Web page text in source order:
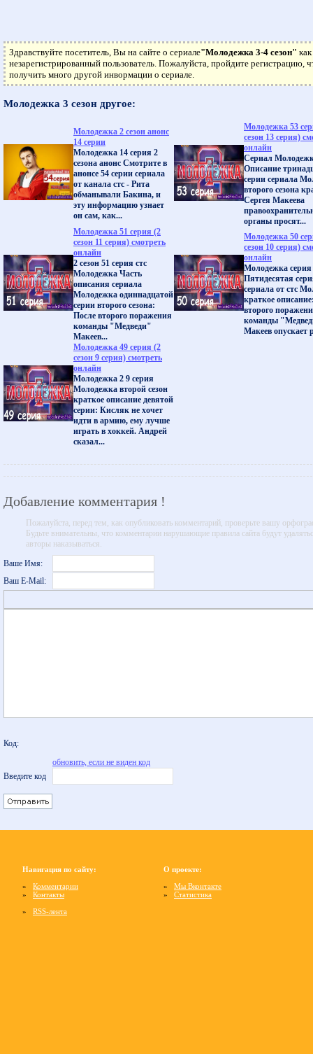
Здравствуйте посетитель, Вы на сайте о сериале"Молодежка 3-4 сезон" как
незарегистрированный пользователь. Пожалуйста, пройдите регистрацию,
получить много другой инвормации о сериале.
Молодежка 3 сезон другое:
Молодежка 2 сезон анонс
14 серии
Молодежка 14 серия 2
сезона анонс Смотрите в
анонсе 54 серии сериала
от канала стс - Рита
обманывали Бакина, и
эту информацию узнает
он сам, как...
Молодежка 53
сезон 13 серия)
онлайн
Сериал
Описание
серии сериала
второго сезона
Сергея Макеева
органы просят...
Молодежка 51 серия (2
сезон 11 серия) смотреть
онлайн
2 сезон 51 серия стс
Молодежка Часть
описания сериала
Молодежка одиннадцатой
серии второго сезона:
После второго поражения
команды "Медведи"
Макеев...
Молодежка 50
сезон 10 серия)
онлайн
Молодежка серия
Пятидесятая
сериала от стс
краткое
второго
команды
Макеев опускает
Молодежка 49 серия (2
сезон 9 серия) смотреть
онлайн
Молодежка 2 9 серия
Молодежка второй сезон
краткое описание девятой
серии: Кисляк не хочет
идти в армию, ему лучше
играть в хоккей. Андрей
сказал...
Добавление комментария !
Пожалуйста, перед тем, как опубликовать комментарий, проверьте вашу
Будьте внимательны, что комментарии нарушающие правила сайта будут
авторы наказываться.
Ваше Имя:
Ваш E-Mail:
Код:
обновить, если не виден код
Введите код
Навигация по сайту:
» Комментарии
» Контакты
» RSS-лента
О проекте:
» Мы Вконтакте
» Статистика